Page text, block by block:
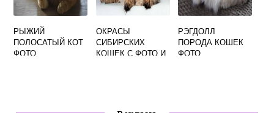
РЫЖИЙ
ПОЛОСАТЫЙ КОТ
ФОТО
ОКРАСЫ
СИБИРСКИХ
КОШЕК С ФОТО И
РЭГДОЛЛ
ПОРОДА КОШЕК
ФОТО